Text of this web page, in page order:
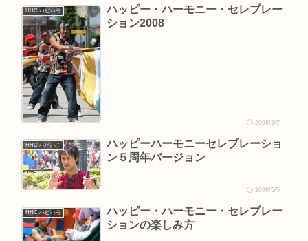
HHC ハピハモ
ハッピー・ハーモニー・セレブレー
ション2008
2008/2/7
HHC ハピハモ
ハッピーハーモニーセレブレーショ
ン５周年バージョン
2006/5/5
HHC ハピハモ
ハッピー・ハーモニー・セレブレー
ションの楽しみ方